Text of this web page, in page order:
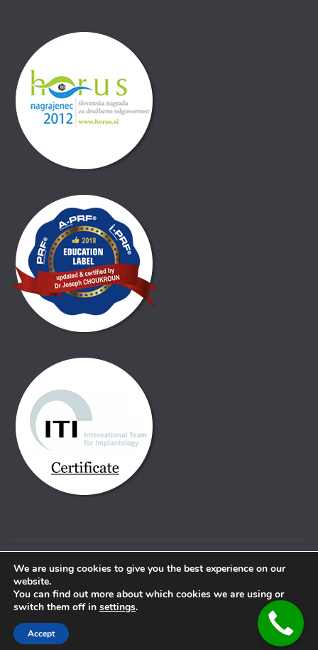
© Copyright Alfa dental. 2021 |Pravno obvestilo
We are using cookies to give you the best experience on our
website.
You can find out more about which cookies we are using or
switch them off in settings.
Accept